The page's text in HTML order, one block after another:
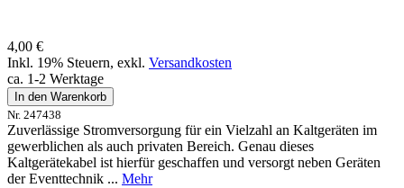
4,00 €
Inkl. 19% Steuern, exkl. Versandkosten
ca. 1-2 Werktage
In den Warenkorb
Nr. 247438
Zuverlässige Stromversorgung für ein Vielzahl an Kaltgeräten im
gewerblichen als auch privaten Bereich. Genau dieses
Kaltgerätekabel ist hierfür geschaffen und versorgt neben Geräten
der Eventtechnik ... Mehr